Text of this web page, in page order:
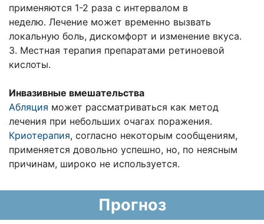
применяются 1-2 раза с интервалом в
неделю. Лечение может временно вызвать
локальную боль, дискомфорт и изменение вкуса.
3. Местная терапия препаратами ретиноевой
кислоты.
Инвазивные вмешательства
Абляция может рассматриваться как метод
лечения при небольших очагах поражения.
Криотерапия, согласно некоторым сообщениям,
применяется довольно успешно, но, по неясным
причинам, широко не используется.
Прогноз